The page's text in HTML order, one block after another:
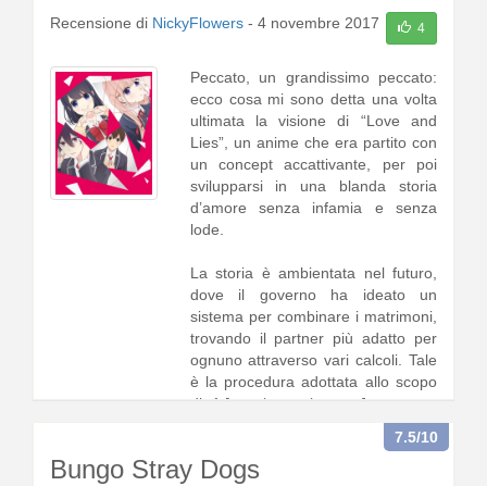
Recensione di NickyFlowers - 4 novembre 2017 4
Peccato, un grandissimo peccato:
ecco cosa mi sono detta una volta
ultimata la visione di “Love and
Lies”, un anime che era partito con
un concept accattivante, per poi
svilupparsi in una blanda storia
d’amore senza infamia e senza
lode.
La storia è ambientata nel futuro,
dove il governo ha ideato un
sistema per combinare i matrimoni,
trovando il partner più adatto per
ognuno attraverso vari calcoli. Tale
è la procedura adottata allo scopo
di r1 [continua a leggere]
Bungo Stray Dogs
7.5/10